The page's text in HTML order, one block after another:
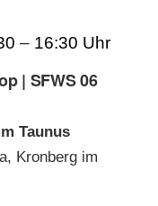
| SFWS 06
– 16:30
Taunus
Kronberg im